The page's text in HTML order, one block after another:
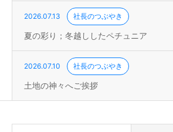
2026.07.13 社長のつぶやき
夏の彩り；冬越ししたペチュニア
2026.07.10 社長のつぶやき
土地の神々へご挨拶